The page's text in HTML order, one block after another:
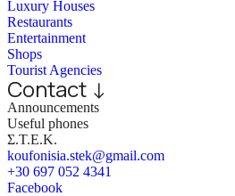
Luxury Houses
Restaurants
Entertainment
Shops
Tourist Agencies
Contact ↓
Announcements
Useful phones
Σ.Τ.Ε.Κ.
koufonisia.stek@gmail.com
+30 697 052 4341
Facebook